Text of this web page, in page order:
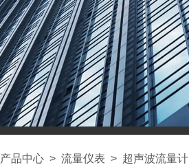
产品中心 > 流量仪表 > 超声波流量计